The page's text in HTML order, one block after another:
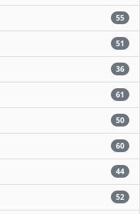
55
51
36
61
50
60
44
52